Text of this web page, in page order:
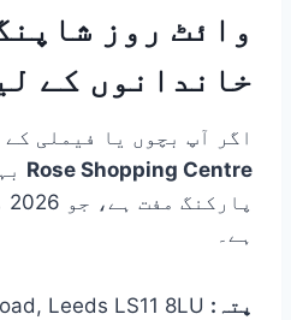
وائٹ روز
خاندانوں کے
اگر آپ بچوں یا فیملی کے
Rose Shopping Centre
ہے۔
پتہ: